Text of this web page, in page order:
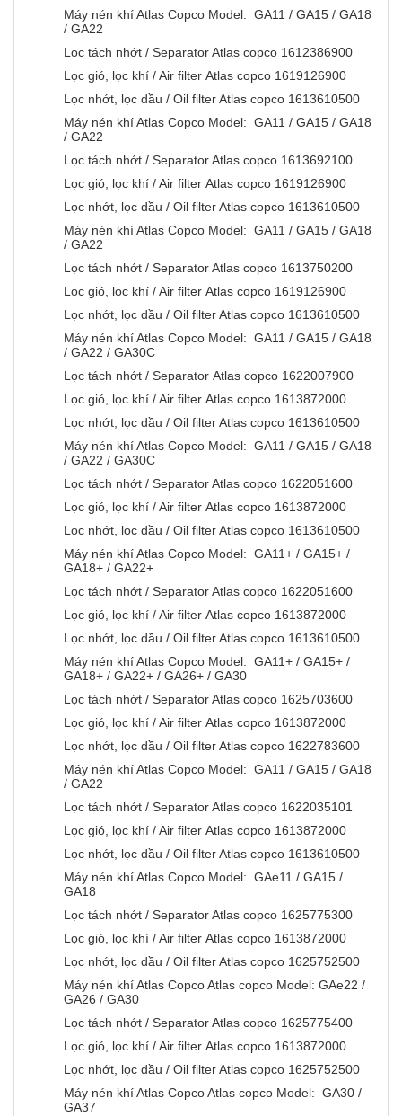
Máy nén khí Atlas Copco Model: GA11 / GA15 / GA18
/ GA22
Lọc tách nhớt / Separator Atlas copco 1612386900
Lọc gió, lọc khí / Air filter Atlas copco 1619126900
Lọc nhớt, lọc dầu / Oil filter Atlas copco 1613610500
Máy nén khí Atlas Copco Model: GA11 / GA15 / GA18
/ GA22
Lọc tách nhớt / Separator Atlas copco 1613692100
Lọc gió, lọc khí / Air filter Atlas copco 1619126900
Lọc nhớt, lọc dầu / Oil filter Atlas copco 1613610500
Máy nén khí Atlas Copco Model: GA11 / GA15 / GA18
/ GA22
Lọc tách nhớt / Separator Atlas copco 1613750200
Lọc gió, lọc khí / Air filter Atlas copco 1619126900
Lọc nhớt, lọc dầu / Oil filter Atlas copco 1613610500
Máy nén khí Atlas Copco Model: GA11 / GA15 / GA18
/ GA22 / GA30C
Lọc tách nhớt / Separator Atlas copco 1622007900
Lọc gió, lọc khí / Air filter Atlas copco 1613872000
Lọc nhớt, lọc dầu / Oil filter Atlas copco 1613610500
Máy nén khí Atlas Copco Model: GA11 / GA15 / GA18
/ GA22 / GA30C
Lọc tách nhớt / Separator Atlas copco 1622051600
Lọc gió, lọc khí / Air filter Atlas copco 1613872000
Lọc nhớt, lọc dầu / Oil filter Atlas copco 1613610500
Máy nén khí Atlas Copco Model: GA11+ / GA15+ /
GA18+ / GA22+
Lọc tách nhớt / Separator Atlas copco 1622051600
Lọc gió, lọc khí / Air filter Atlas copco 1613872000
Lọc nhớt, lọc dầu / Oil filter Atlas copco 1613610500
Máy nén khí Atlas Copco Model: GA11+ / GA15+ /
GA18+ / GA22+ / GA26+ / GA30
Lọc tách nhớt / Separator Atlas copco 1625703600
Lọc gió, lọc khí / Air filter Atlas copco 1613872000
Lọc nhớt, lọc dầu / Oil filter Atlas copco 1622783600
Máy nén khí Atlas Copco Model: GA11 / GA15 / GA18
/ GA22
Lọc tách nhớt / Separator Atlas copco 1622035101
Lọc gió, lọc khí / Air filter Atlas copco 1613872000
Lọc nhớt, lọc dầu / Oil filter Atlas copco 1613610500
Máy nén khí Atlas Copco Model: GAe11 / GA15 /
GA18
Lọc tách nhớt / Separator Atlas copco 1625775300
Lọc gió, lọc khí / Air filter Atlas copco 1613872000
Lọc nhớt, lọc dầu / Oil filter Atlas copco 1625752500
Máy nén khí Atlas Copco Atlas copco Model: GAe22 /
GA26 / GA30
Lọc tách nhớt / Separator Atlas copco 1625775400
Lọc gió, lọc khí / Air filter Atlas copco 1613872000
Lọc nhớt, lọc dầu / Oil filter Atlas copco 1625752500
Máy nén khí Atlas Copco Atlas copco Model: GA30 /
GA37